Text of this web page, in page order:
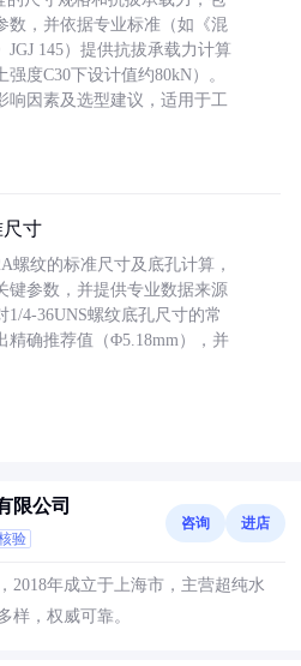
数，并依据专业标准（如《混
145）提供抗拔承载力计算
度C30下设计值约80kN）。
响因素及选型建议，适用于工
尺寸
螺纹的标准尺寸及底孔计算，
键参数，并提供专业数据来源
1/4-36UNS螺纹底孔尺寸的常
精确推荐值（Φ5.18mm），并
限公司
验
咨询 进店
2018年成立于上海市，主营超纯水
样，权威可靠。